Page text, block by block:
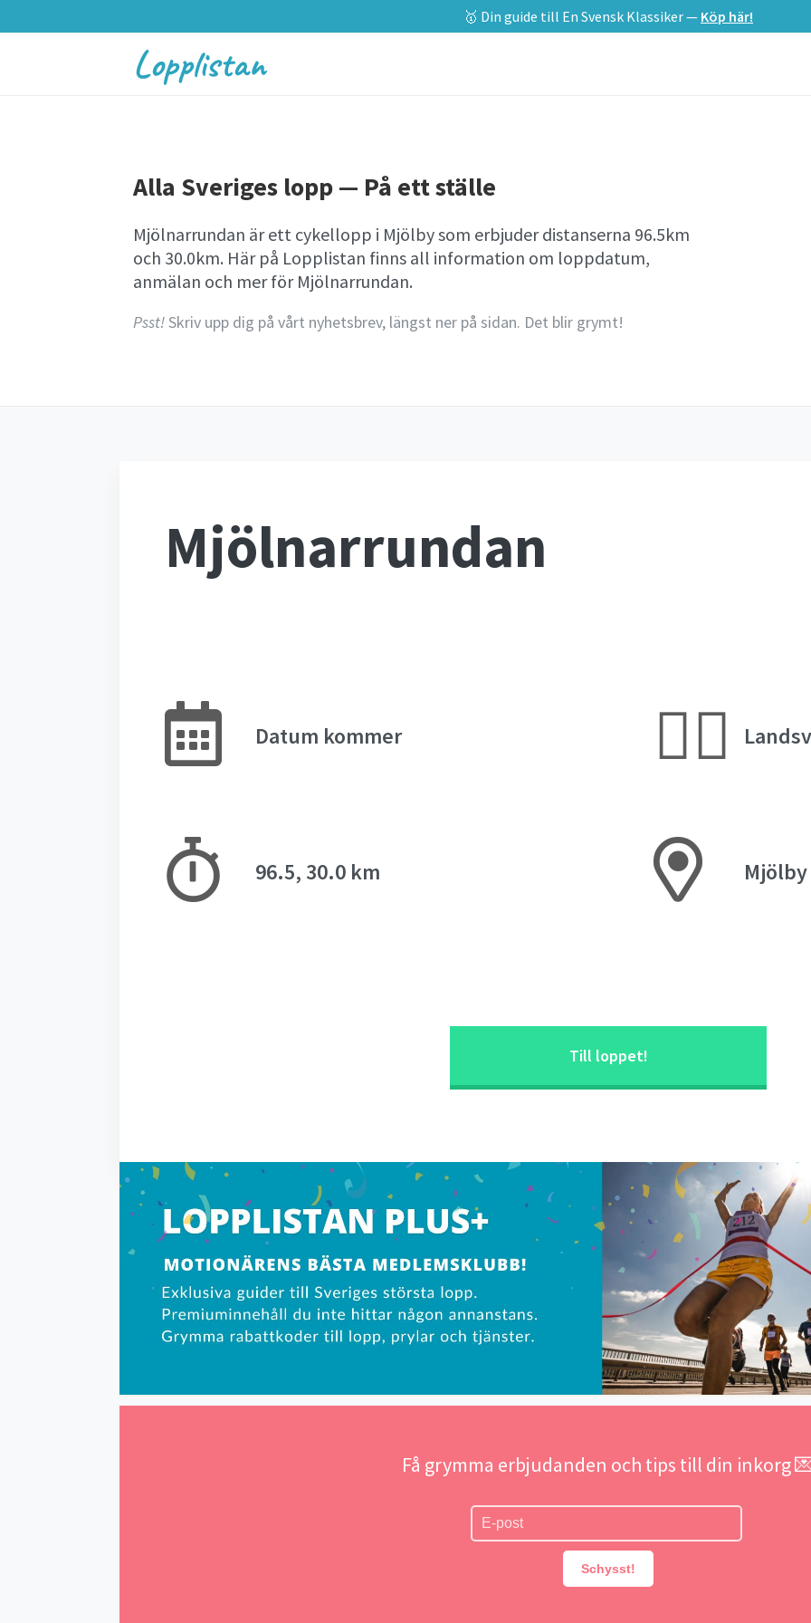
🥇 Din guide till En Svensk Klassiker — Köp här!
Lopplistan
Alla Sveriges lopp — På ett ställe
Mjölnarrundan är ett cykellopp i Mjölby som erbjuder distanserna 96.5km
och 30.0km. Här på Lopplistan finns all information om loppdatum,
anmälan och mer för Mjölnarrundan.
Psst!Skriv upp dig på vårt nyhetsbrev, längst ner på sidan. Det blir grymt!
Mjölnarrundan
Datum kommer
96.5, 30.0 km
🚴‍♂️
Mjölby
Till loppet!
Få grymma erbjudanden och tips till din inkorg
Schysst!